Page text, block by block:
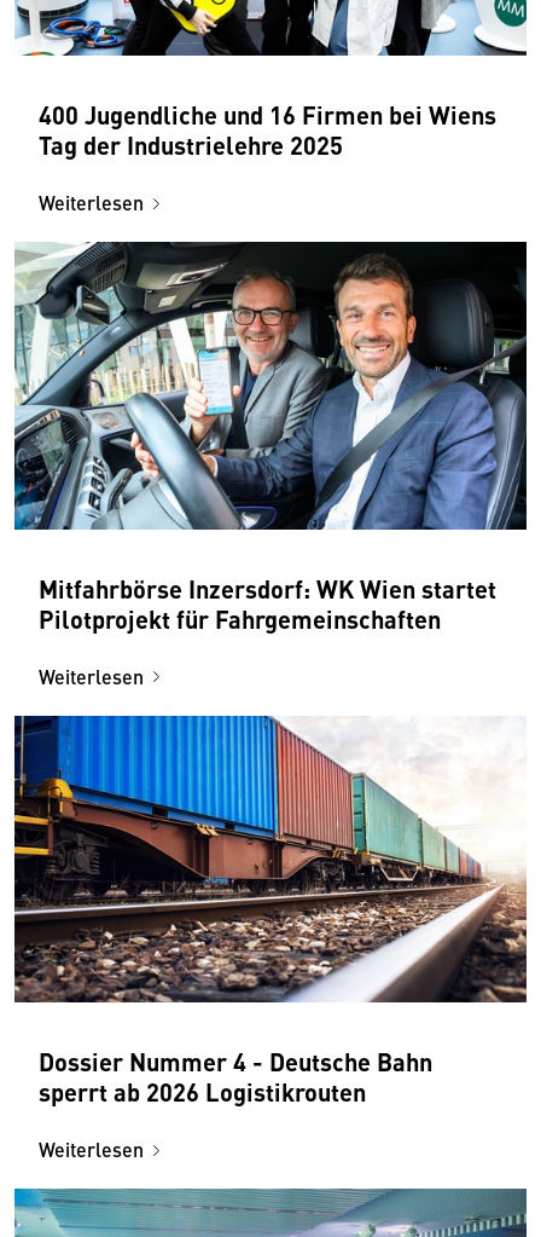
400 Jugendliche und 16 Firmen bei Wiens
Tag der Industrielehre 2025
Weiterlesen
Mitfahrbörse Inzersdorf: WK Wien startet
Pilotprojekt für Fahrgemeinschaften
Weiterlesen
Dossier Nummer 4 - Deutsche Bahn
sperrt ab 2026 Logistik­routen
Weiterlesen